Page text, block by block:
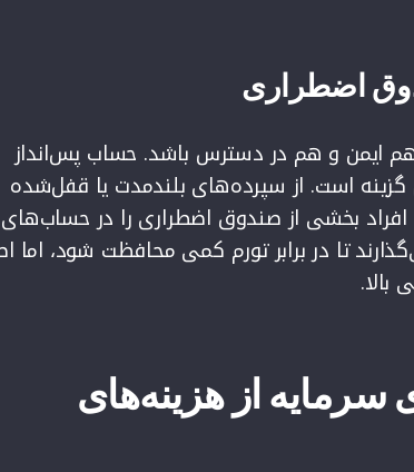
اضطراری
ایمن و هم در دسترس باشد. حساب پس‌انداز
گزینه است. از سپرده‌های بلندمدت یا قفل‌شده
افراد بخشی از صندوق اضطراری را در حساب‌های
تا در برابر تورم کمی محافظت شود، اما
سرمایه از هزینه‌های